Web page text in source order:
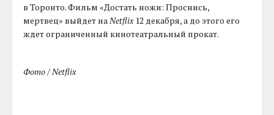
в Торонто. Фильм «Достать ножи: Проснись,
мертвец» выйдет наNetflix12 декабря, а до этого его
ждет ограниченный кинотеатральный прокат.
Фото / Netflix